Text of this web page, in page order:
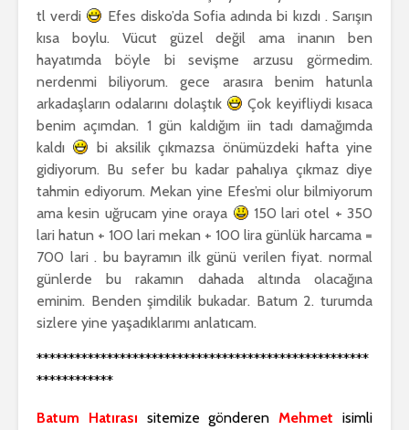
tl verdi
Efes disko’da Sofia adında bi kızdı . Sarışın
kısa boylu. Vücut güzel değil ama inanın ben
hayatımda böyle bi sevişme arzusu görmedim.
nerdenmi biliyorum. gece arasıra benim hatunla
arkadaşların odalarını dolaştık
Çok keyifliydi kısaca
benim açımdan. 1 gün kaldığım iin tadı damağımda
kaldı
bi aksilik çıkmazsa önümüzdeki hafta yine
gidiyorum. Bu sefer bu kadar pahalıya çıkmaz diye
tahmin ediyorum. Mekan yine Efes’mi olur bilmiyorum
ama kesin uğrucam yine oraya
150 lari otel + 350
lari hatun + 100 lari mekan + 100 lira günlük harcama =
700 lari . bu bayramın ilk günü verilen fiyat. normal
günlerde bu rakamın dahada altında olacağına
eminim. Benden şimdilik bukadar. Batum 2. turumda
sizlere yine yaşadıklarımı anlatıcam.
****************************************************
************
Batum Hatırası sitemize gönderenMehmet isimli